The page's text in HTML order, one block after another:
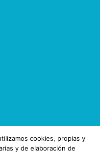
cookies, propias y
y de elaboración de